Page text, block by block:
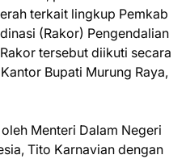
terkait lingkup Pemkab
(Rakor) Pengendalian
tersebut diikuti secara
Bupati Murung Raya,
Menteri Dalam Negeri
Tito Karnavian dengan